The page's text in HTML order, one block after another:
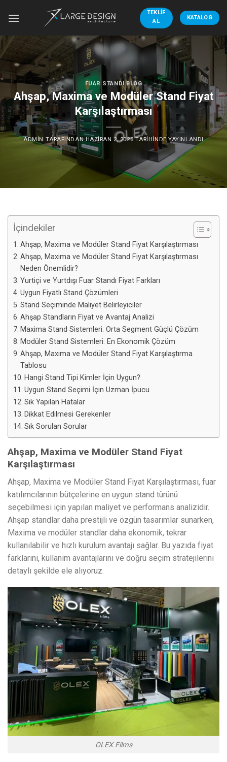
atla
TEKLIF
AL
KATALOG
FUAR STANDI BLOG
Ahşap, Maxima ve Modüler Stand Fiyat
Karşılaştırması
ADMIN TARAFINDAN HAZIRAN 2, 2026TARIHINDE YAYINLANDI
İçindekiler
Ahşap, Maxima ve Modüler Stand Fiyat Karşılaştırması
Ahşap, Maxima ve Modüler Stand Fiyat Karşılaştırması
Neden Önemlidir?
Yurtiçi ve Yurtdışı Fuar Standı Fiyat Farkları
Uygun Fiyatlı Stand Çözümleri
Stand Seçiminde Maliyet Belirleyiciler
Ahşap Standların Fiyat ve Avantaj Analizi
Maxima Stand Sistemleri: Orta Segment Güçlü Çözüm
Modüler Stand Sistemleri: En Ekonomik Çözüm
Ahşap, Maxima ve Modüler Stand Fiyat Karşılaştırma
Tablosu
Hangi Stand Tipi Kimler İçin Uygun?
Uygun Stand Seçimi İçin Uzman İpucu
Sık Yapılan Hatalar
Dikkat Edilmesi Gerekenler
Sık Sorulan Sorular
Ahşap, Maxima ve Modüler Stand Fiyat
Karşılaştırması
Ahşap, Maxima ve Modüler Stand Fiyat Karşılaştırması, fuar
katılımcılarının bütçelerine en uygun stand türünü
seçebilmesi için yapılan maliyet ve performans analizidir.
Ahşap standlar daha prestijli ve özgün tasarımlar sunarken,
Maxima ve modüler standlar daha ekonomik, tekrar
kullanılabilir ve hızlı kurulum avantajı sağlar. Bu yazıda fiyat
farklarını, kullanım avantajlarını ve doğru seçim stratejilerini
detaylı şekilde ele alıyoruz.
OLEX Films